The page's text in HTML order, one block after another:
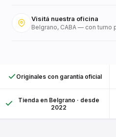
Visitá nuestra oficina
Belgrano, CABA — con turno
Originales con garantía oficial
Tienda en Belgrano · desde
2022